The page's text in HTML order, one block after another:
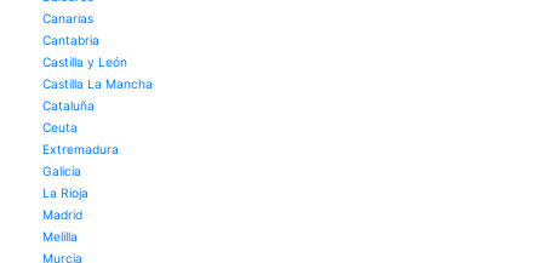
Canarias
Cantabria
Castilla y León
Castilla La Mancha
Cataluña
Ceuta
Extremadura
Galicia
La Rioja
Madrid
Melilla
Murcia